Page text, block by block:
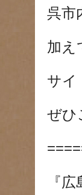
呉市
加え
サイ
ぜひ
『